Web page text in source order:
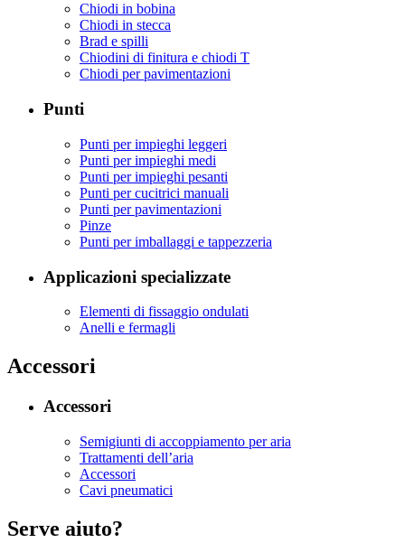
Chiodi in bobina
Chiodi in stecca
Brad e spilli
Chiodini di finitura e chiodi T
Chiodi per pavimentazioni
Punti
Punti per impieghi leggeri
Punti per impieghi medi
Punti per impieghi pesanti
Punti per cucitrici manuali
Punti per pavimentazioni
Pinze
Punti per imballaggi e tappezzeria
Applicazioni specializzate
Elementi di fissaggio ondulati
Anelli e fermagli
Accessori
Accessori
Semigiunti di accoppiamento per aria
Trattamenti dell’aria
Accessori
Cavi pneumatici
Serve aiuto?